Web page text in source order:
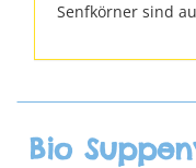
Senfkörner sind